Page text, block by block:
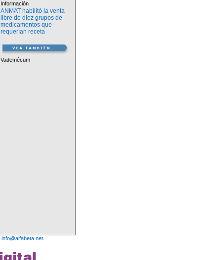
Información
ANMAT habilitó la venta
libre de diez grupos de
medicamentos que
requerían receta
Vademécum
info@alfabeta.net